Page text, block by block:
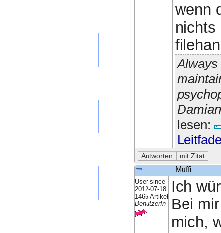
wenn
nichts
Always
lesen:
Muffi
User since
2012-07-18
1465 Artikel
BenutzerIn
Ich
Bei
mich,